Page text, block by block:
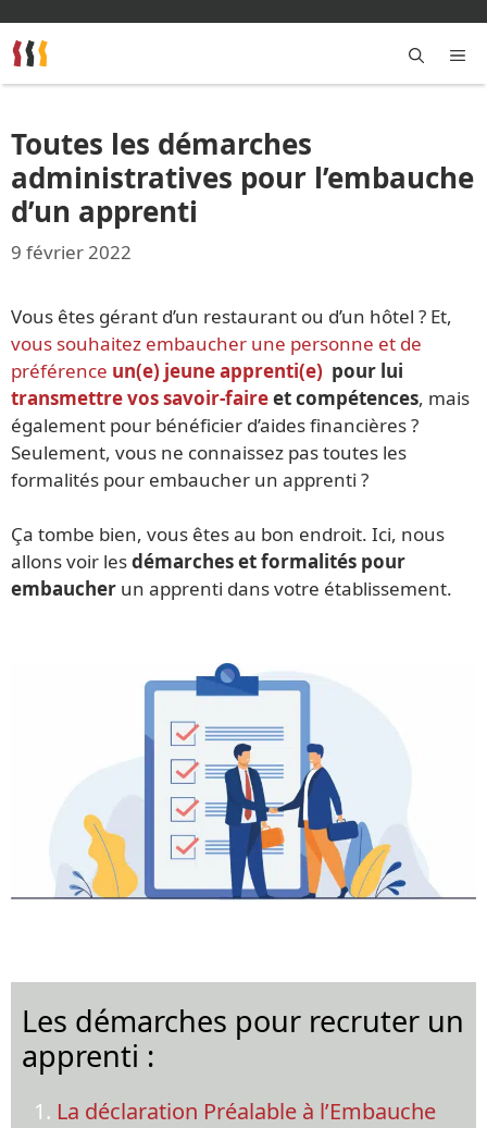
au
contenu
Toutes les démarches
administratives pour l’embauche
d’un apprenti
9 février 2022
Vous êtes gérant d’un restaurant ou d’un hôtel ? Et,
vous souhaitez embaucher une personne et de
préférence un(e) jeune apprenti(e) pour lui
transmettre vos savoir-faireet compétences, mais
également pour bénéficier d’aides financières ?
Seulement, vous ne connaissez pas toutes les
formalités pour embaucher un apprenti ?
Ça tombe bien, vous êtes au bon endroit. Ici, nous
allons voir lesdémarches et formalités pour
embaucher un apprenti dans votre établissement.
Les démarches pour recruter un
apprenti :
La déclaration Préalable à l’Embauche